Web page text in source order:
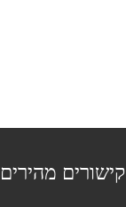
קישורים מהירים